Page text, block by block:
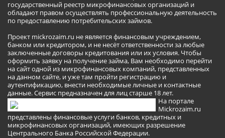
государственный реестр микрофинансовых организаций и
обладают правом осуществлять профессиональную деятельность
по предоставлению потребительских займов.
Проект mickrozaim.ru не является финансовым учреждением,
банком или кредитором, и не несёт ответственности за любые
заключенные договоры кредитования или их условия. Чтобы
оформить заявку на получение займа, Вам необходимо перейти
на сайт одной из микрофинансовых компаний, представленных
на данном сайте, и уже там пройти регистрацию и
аутентификацию, внести необходимые личные и контактные
данные. Сервис предназначен для лиц старше 18 лет.
На портале
Mickrozaim.ru
представлены финансовые услуги банков, кредитных и
микрофинансовых организаций, имеющих разрешение
Центрального Банка Российской Федерации.